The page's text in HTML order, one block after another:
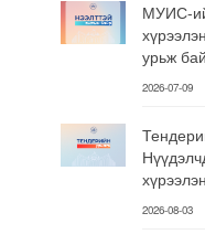
МУИС-
урьж
2026-07-09
2026-08-03